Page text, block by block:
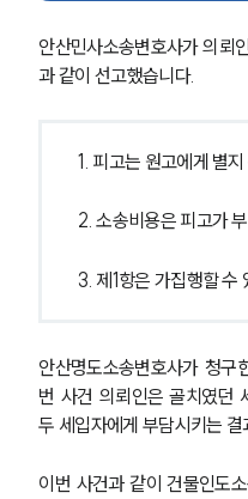
안산민사소송변호사가 의뢰
과 같이 선고했습니다.
1. 피고는 원고에게 별
2. 소송비용은 피고가
3. 제1항은 가집행할 수
안산명도소송변호사가 청구
번 사건 의뢰인은 골치였던
두 세입자에게 부담시키는
이번 사건과 같이 건물인도